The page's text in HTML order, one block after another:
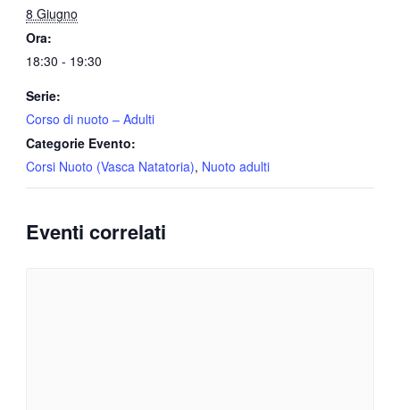
8 Giugno
Ora:
18:30 - 19:30
Serie:
Corso di nuoto – Adulti
Categorie Evento:
Corsi Nuoto (Vasca Natatoria), Nuoto adulti
Eventi correlati